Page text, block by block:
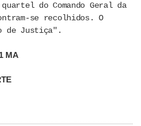
do Comando Geral da
se recolhidos. O
de Justiça" .
MA